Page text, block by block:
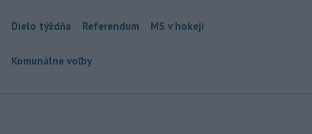
Dielo týždňa Referendum MS v hokeji
Komunálne voľby